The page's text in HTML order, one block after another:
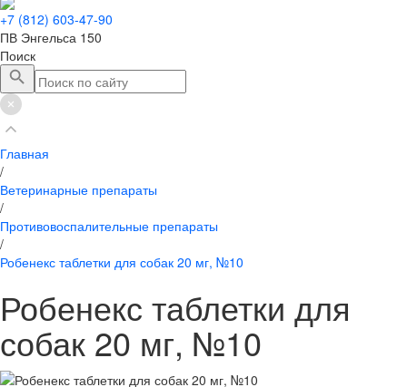
+7 (812) 603-47-90
ПВ Энгельса 150
Поиск
Главная
/
Ветеринарные препараты
/
Противовоспалительные препараты
/
Робенекс таблетки для собак 20 мг, №10
Робенекс таблетки для
собак 20 мг, №10